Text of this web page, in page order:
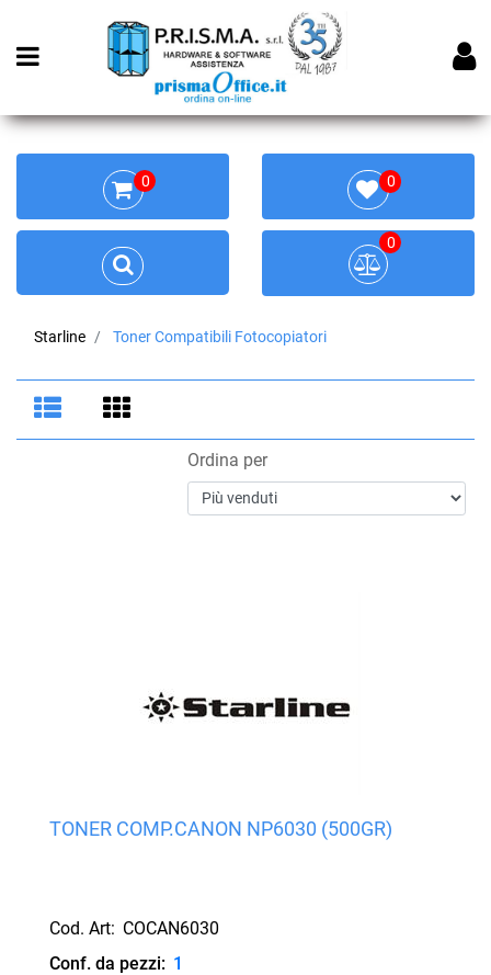
Open menu
0 0
0
Starline Toner Compatibili Fotocopiatori
Ordina per
TONER COMP.CANON NP6030 (500GR)
Cod. Art: COCAN6030
Conf. da pezzi: 1